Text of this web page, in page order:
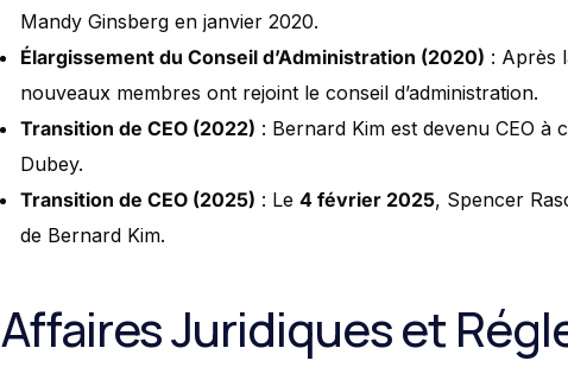
Mandy Ginsberg en janvier 2020.
Élargissement du Conseil d’Administration (2020) : Après
nouveaux membres ont rejoint le conseil d’administration.
Transition de CEO (2022) : Bernard Kim est devenu CEO à
Dubey.
Transition de CEO (2025) : Le 4 février 2025, Spencer
de Bernard Kim.
Affaires Juridiques et